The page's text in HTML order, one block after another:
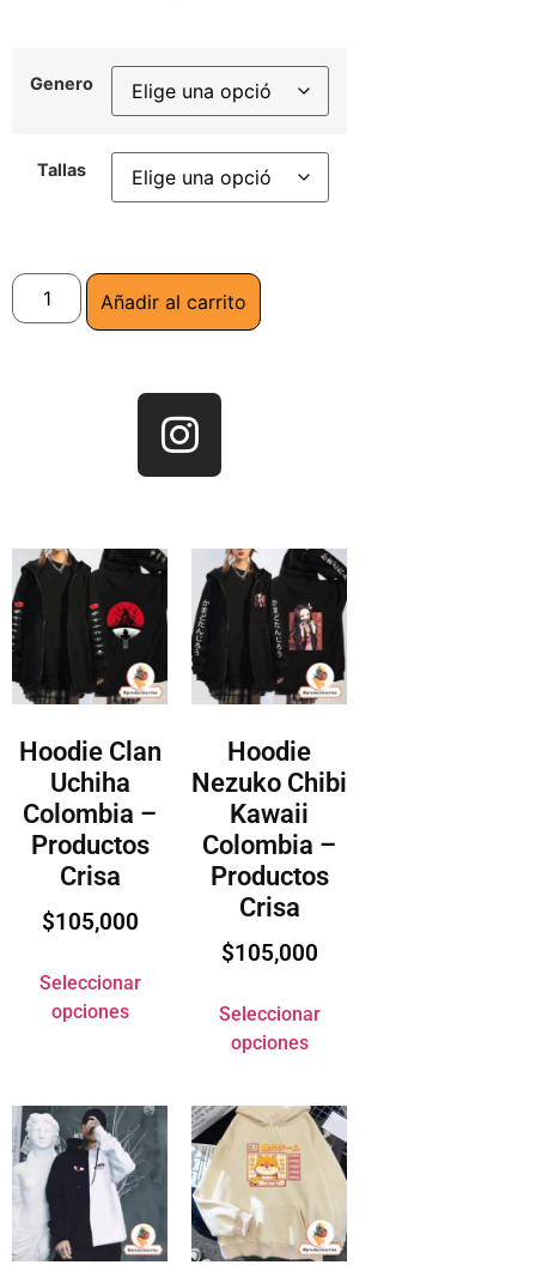
Genero
Tallas
Añadir al carrito
Hoodie Clan
Uchiha
Colombia –
Productos
Crisa
$105,000
Seleccionar
opciones
Hoodie
Nezuko Chibi
Kawaii
Colombia –
Productos
Crisa
$105,000
Seleccionar
opciones